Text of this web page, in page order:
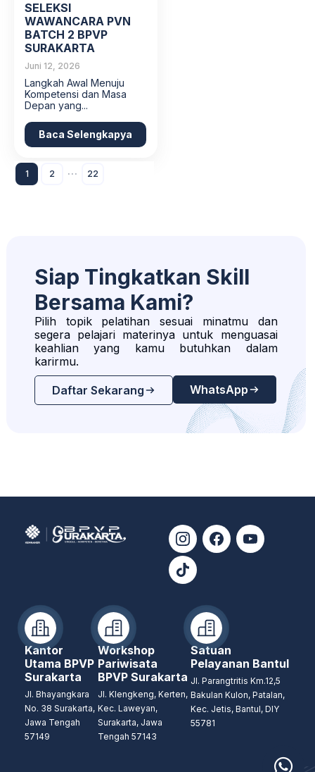
SELEKSI
WAWANCARA PVN
BATCH 2 BPVP
SURAKARTA
Juni 12, 2026
Langkah Awal Menuju
Kompetensi dan Masa
Depan yang...
Baca Selengkapya
1 2 ··· 22
Siap Tingkatkan Skill
Bersama Kami?
Pilih topik pelatihan sesuai minatmu dan
segera pelajari materinya untuk menguasai
keahlian yang kamu butuhkan dalam
karirmu.
Daftar Sekarang WhatsApp
Kantor
Utama BPVP
Surakarta
Jl. Bhayangkara
No. 38 Surakarta,
Jawa Tengah
57149
Workshop
Pariwisata
BPVP Surakarta
Jl. Klengkeng, Kerten,
Kec. Laweyan,
Surakarta, Jawa
Tengah 57143
Satuan
Pelayanan Bantul
Jl. Parangtritis Km.12,5
Bakulan Kulon, Patalan,
Kec. Jetis, Bantul, DIY
55781